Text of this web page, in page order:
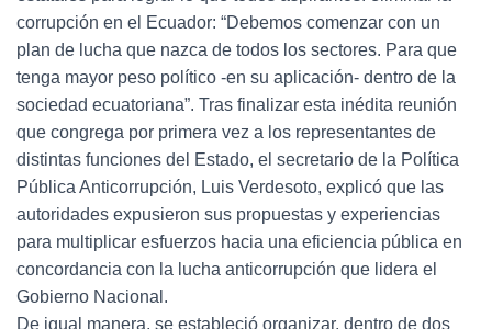
corrupción en el Ecuador: “Debemos comenzar con un
plan de lucha que nazca de todos los sectores. Para que
tenga mayor peso político -en su aplicación- dentro de la
sociedad ecuatoriana”. Tras finalizar esta inédita reunión
que congrega por primera vez a los representantes de
distintas funciones del Estado, el secretario de la Política
Pública Anticorrupción, Luis Verdesoto, explicó que las
autoridades expusieron sus propuestas y experiencias
para multiplicar esfuerzos hacia una eficiencia pública en
concordancia con la lucha anticorrupción que lidera el
Gobierno Nacional.
De igual manera, se estableció organizar, dentro de dos